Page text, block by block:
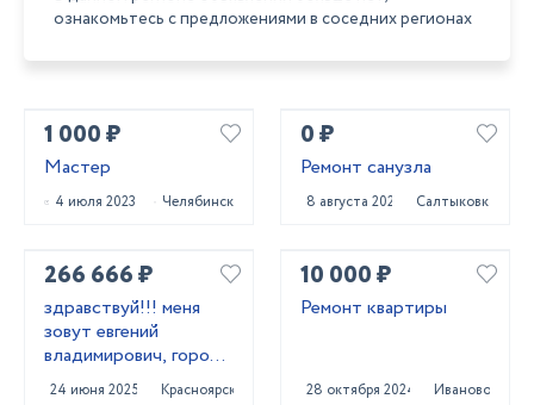
ознакомьтесь с предложениями в соседних регионах
1 000 ₽
Мастер
4 июля 2023 Челябинск
0 ₽
Ремонт санузла
8 августа 2021 Салтыковка
266 666 ₽
здравствуй!!! меня
зовут евгений
владимирович, город
проживания
24 июня 2025 Красноярск
10 000 ₽
Ремонт квартиры
28 октября 2024 Иваново